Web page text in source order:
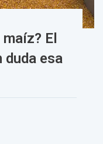
El
duda esa